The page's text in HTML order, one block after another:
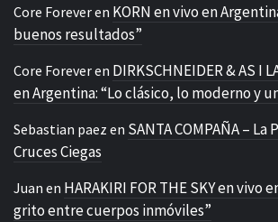
Core Foreveren KORN en vivo en
buenos resultados”
Core Foreveren DIRKSCHNEIDER & AS I
en Argentina: “Lo clásico, lo moderno y
Sebastian paez en SANTA COMPAÑA – La
Cruces Ciegas
Juan en HARAKIRI FOR THE SKY en vivo
grito entre cuerpos inmóviles”